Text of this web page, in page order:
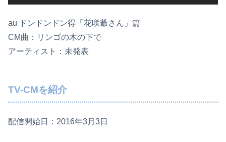
au ドンドンドン得「花咲爺さん」篇
CM曲：リンゴの木の下で
アーティスト：未発表
TV-CMを紹介
配信開始日：2016年3月3日